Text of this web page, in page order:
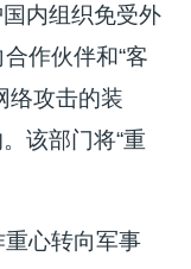
内组织免受外
作伙伴和“客
络攻击的装
该部门将“重
心转向军事